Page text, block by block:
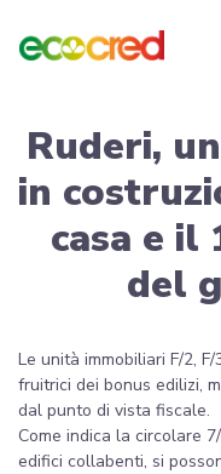
Ruderi,
in
casa e il
del
Le unità immobiliari F/2,
fruitrici dei bonus edilizi,
dal punto di vista fiscale.
Come indica la circolare
edifici collabenti, si